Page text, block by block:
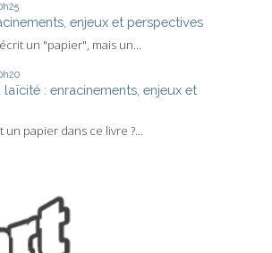
enjeux et perspectives
un "papier", mais un...
laïcité : enracinements, enjeux et
papier dans ce livre ?...